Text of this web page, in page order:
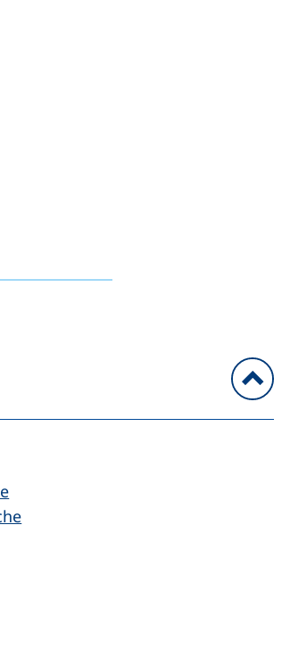
einen Telefonanruf, wenn Ihr
(öffnet Ihr E-Mail-Programm)